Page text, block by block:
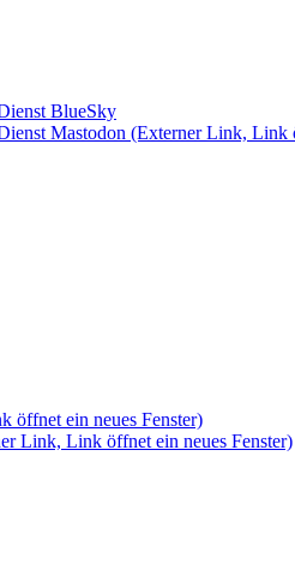
BlueSky
Mastodon (Externer Link, Link
öffnet ein neues Fenster)
Link, Link öffnet ein neues Fenster)